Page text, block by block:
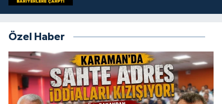
Özel Haber